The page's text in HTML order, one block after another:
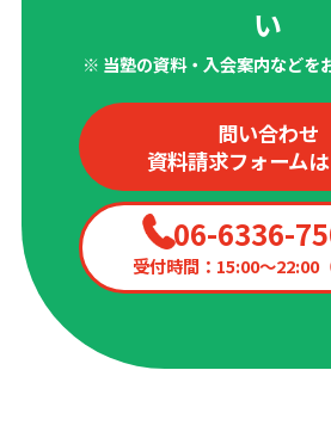
い
※ 当塾の資料・入会案内などを
問い合わせ
資料請求フォーム
06-6336-
受付時間：15:00〜22:00